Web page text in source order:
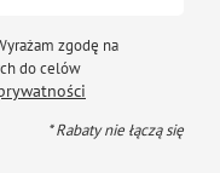
zgodę na
do celów
* Rabaty nie łączą się